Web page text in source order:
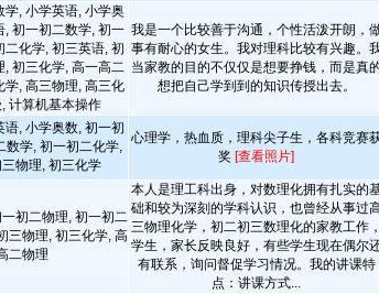
学, 小学英语, 小学奥
, 初一初二数学, 初一
二化学, 初三英语, 初
, 初三化学, 高一高二
学, 高三物理, 高三化
计算机基本操作
我是一个比较善于沟通，个性活泼开朗，
事有耐心的女生。我对理科比较有兴趣。
当家教的目的不仅仅是想要挣钱，而是真
想把自己学到到的知识传授出去。
语, 小学奥数, 初一初
数学, 初一初二化学,
物理, 初三化学
心理学，热血质，理科尖子生，各科竞赛
奖 [查看照片]
初二物理, 初一初二
三物理, 初三化学, 高
二物理
本人是理工科出身，对数理化拥有扎实的
础和较为深刻的学科认识，也曾经从事过
三物理化学，初二初三数理化的家教工作，
学生，家长反映良好，有些学生现在偶尔
有联系，询问督促学习情况。我的讲课特
点：讲课方式...